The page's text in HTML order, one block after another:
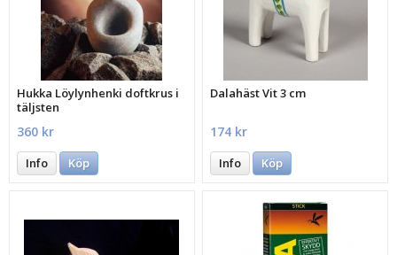
Hukka Löylynhenki doftkrus i
täljsten
360 kr
Info Köp
Dalahäst Vit 3 cm
174 kr
Info Köp